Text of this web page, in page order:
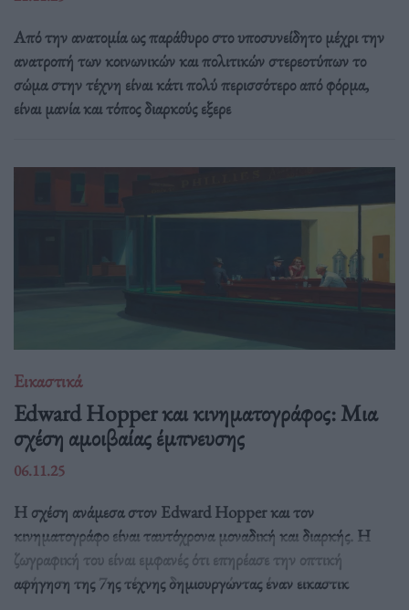
Από την ανατομία ως παράθυρο στο υποσυνείδητο μέχρι την
ανατροπή των κοινωνικών και πολιτικών στερεοτύπων το
σώμα στην τέχνη είναι κάτι πολύ περισσότερο από φόρμα,
είναι μανία και τόπος διαρκούς εξερε
Εικαστικά
Edward Hopper και κινηματογράφος: Μια
σχέση αμοιβαίας έμπνευσης
06.11.25
Η σχέση ανάμεσα στον Edward Hopper και τον
κινηματογράφο είναι ταυτόχρονα μοναδική και διαρκής. Η
ζωγραφική του είναι εμφανές ότι επηρέασε την οπτική
αφήγηση της 7ης τέχνης δημιουργώντας έναν εικαστικ